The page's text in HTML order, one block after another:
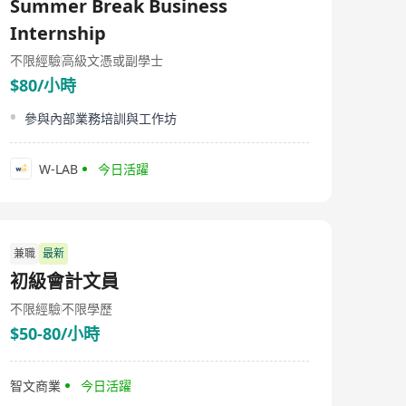
Summer Break Business
Internship
不限經驗高級文憑或副學士
$80/小時
參與內部業務培訓與工作坊
W-LAB 今日活躍
兼職 最新
初級會計文員
不限經驗不限學歷
$50-80/小時
智文商業 今日活躍